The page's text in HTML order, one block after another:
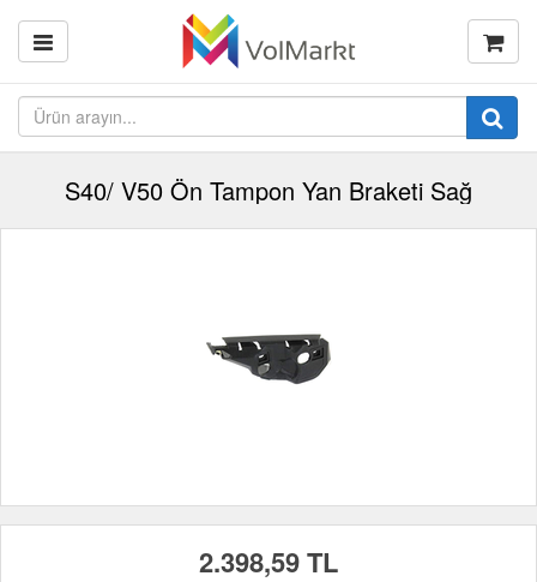
S40/ V50 Ön Tampon Yan Braketi Sağ
2.398,59 TL